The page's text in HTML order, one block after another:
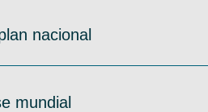
nacional
mundial